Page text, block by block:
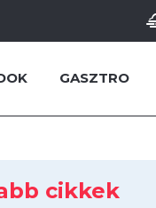
GASZTRO
cikkek